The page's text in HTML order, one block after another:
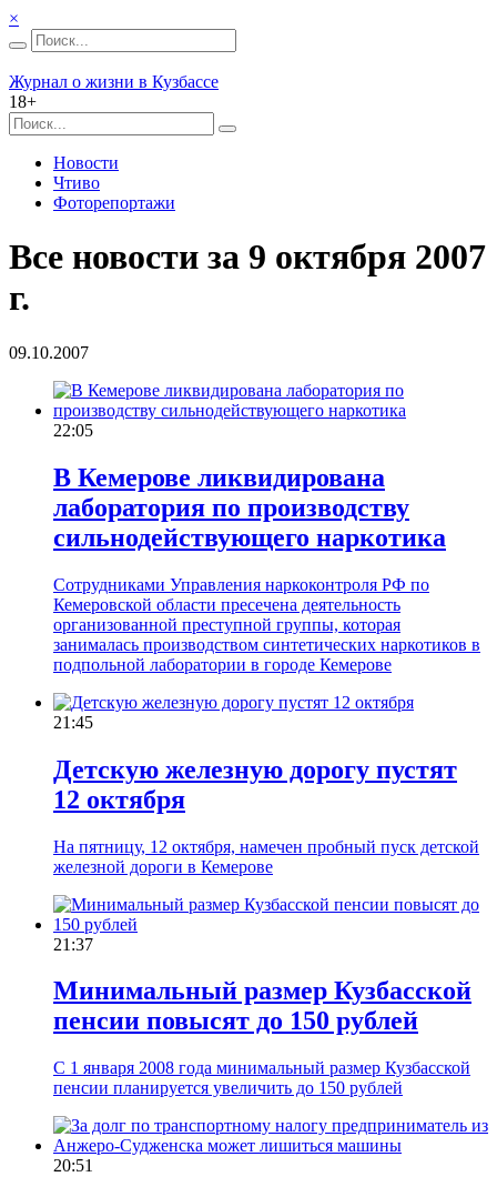
×
Журнал о жизни в Кузбассе
18+
Новости
Чтиво
Фоторепортажи
Все новости за 9 октября 2007
г.
09.10.2007
22:05
В Кемерове ликвидирована
лаборатория по производству
сильнодействующего наркотика
Сотрудниками Управления наркоконтроля РФ по
Кемеровской области пресечена деятельность
организованной преступной группы, которая
занималась производством синтетических наркотиков в
подпольной лаборатории в городе Кемерове
21:45
Детскую железную дорогу пустят
12 октября
На пятницу, 12 октября, намечен пробный пуск детской
железной дороги в Кемерове
21:37
Минимальный размер Кузбасской
пенсии повысят до 150 рублей
С 1 января 2008 года минимальный размер Кузбасской
пенсии планируется увеличить до 150 рублей
20:51